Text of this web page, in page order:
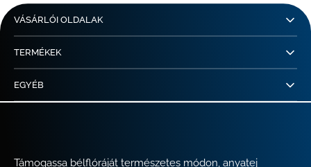
VÁSÁRLÓI OLDALAK
TERMÉKEK
EGYÉB
Támogassa bélflóráját természetes módon, anyatej